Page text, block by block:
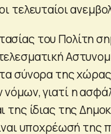
τελευταίοι
του Πολίτη
σύνορα της
γιατί η
της ίδιας της
υποχρέωσή της